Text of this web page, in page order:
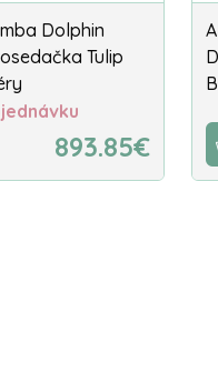
Dolphin
Tulip
893.85€